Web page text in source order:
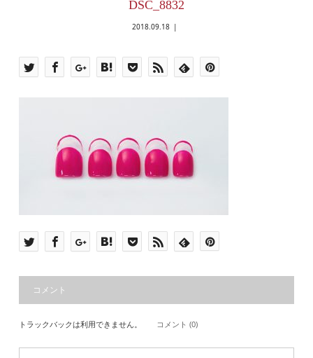
DSC_8832
2018.09.18
コメント
トラックバックは利用できません。 コメント (0)